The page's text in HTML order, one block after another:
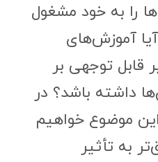
را به خود مشغول
آموزش‌های
قابل توجهی بر
داشته باشد؟ در
موضوع خواهیم
به تأثیر